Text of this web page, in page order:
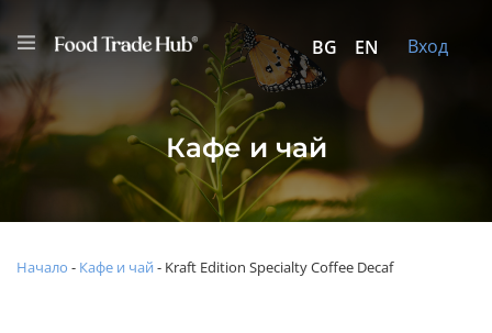
BG EN Вход
Кафе и чай
Начало - Кафе и чай - Kraft Edition Specialty Coffee Decaf